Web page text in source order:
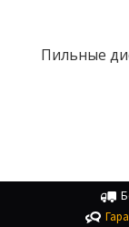
Пильные